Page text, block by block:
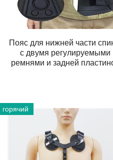
Пояс для нижней части
с двумя регулируемыми
ремнями и задней
горячий